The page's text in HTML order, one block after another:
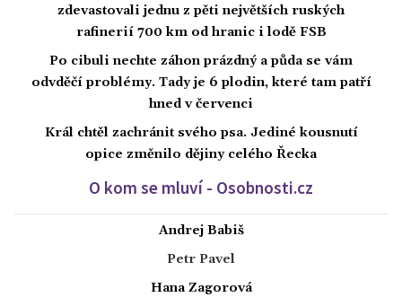
zdevastovali jednu z pěti největších ruských
rafinerií 700 km od hranic i lodě FSB
Po cibuli nechte záhon prázdný a půda se vám
odvděčí problémy. Tady je 6 plodin, které tam patří
hned v červenci
Král chtěl zachránit svého psa. Jediné kousnutí
opice změnilo dějiny celého Řecka
O kom se mluví - Osobnosti.cz
Andrej Babiš
Petr Pavel
Hana Zagorová